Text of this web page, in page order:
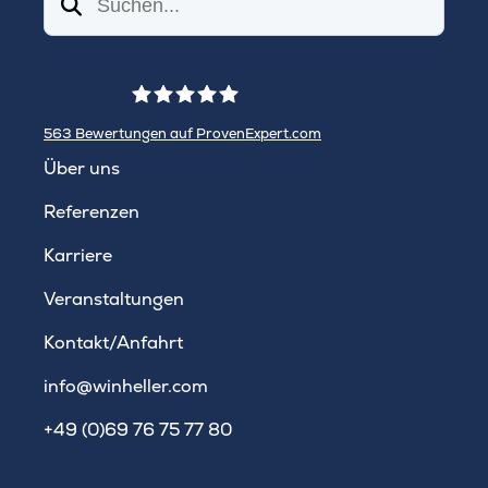
Suchen
563 Bewertungen auf ProvenExpert.com
Über uns
Referenzen
Karriere
Veranstaltungen
Kontakt/Anfahrt
info@winheller.com
+49 (0)69 76 75 77 80